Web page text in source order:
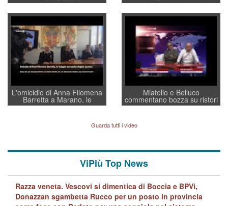
sottosegretario Alessio
Villarosa: per mettere ordine
convochi con Di Maio CNCU
a supporto della cabina di
regia al Mef
Vicenza ai Vicentini: “faremo
un regalo di Natale ai
residenti”
L'omicidio di Anna Filomena
Barretta a Marano, le
indagini dei carabinieri di
Lavarra: più avvincenti di
quelle di... Barbara D'Urso
Miatello e Belluco
commentano bozza su ristori
BPVi e Veneto Banca
Guarda tutti i video
ViPiù Top News
Razza veneta. Vescovi si dimentica di Boccia e BPVi,
Donazzan sgambetta Rucco per un posto in provincia